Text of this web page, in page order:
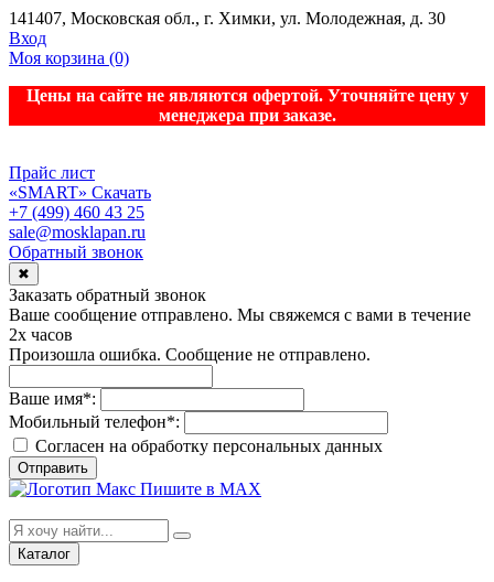
141407, Московская обл., г. Химки, ул. Молодежная, д. 30
Вход
Моя корзина (0)
Цены на сайте не являются офертой. Уточняйте цену у
менеджера при заказе.
Прайс лист
«SMART» Скачать
+7 (499) 460 43 25
sale@mosklapan.ru
Обратный звонок
✖
Заказать обратный звонок
Ваше сообщение отправлено. Мы свяжемся с вами в течение
2х часов
Произошла ошибка. Сообщение не отправлено.
Ваше имя*:
Мобильный телефон*:
Согласен на обработку персональныx данных
Отправить
Пишите в MAX
Каталог